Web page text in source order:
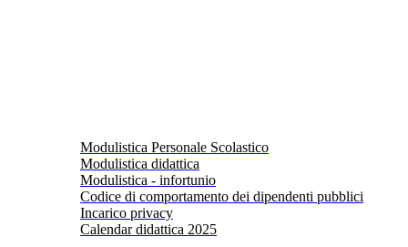
Modulistica Personale Scolastico
Modulistica didattica
Modulistica - infortunio
Codice di comportamento dei dipendenti pubblici
Incarico privacy
Calendar didattica 2025